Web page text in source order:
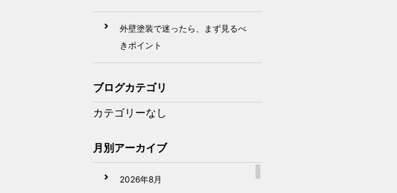
外壁塗装で迷ったら、まず見るべ
きポイント
ブログカテゴリ
カテゴリーなし
月別アーカイブ
2026年8月